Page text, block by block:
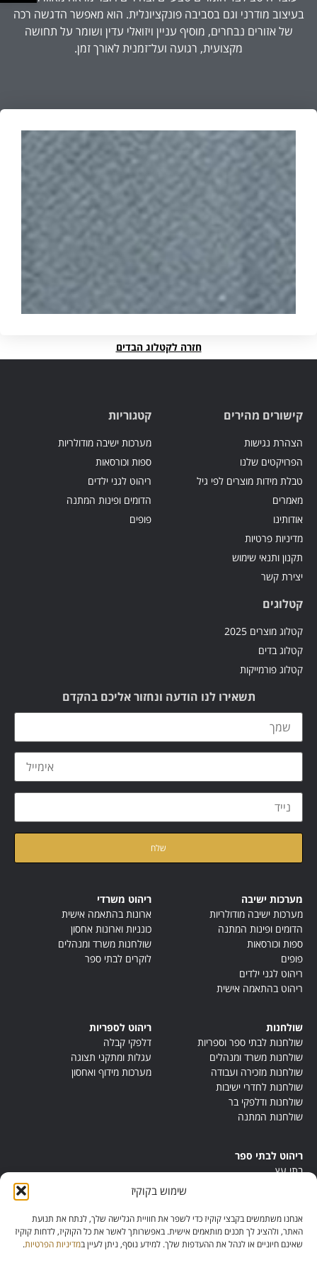
שימוש בקוקיז
אנחנו משתמשים בקבצי קוקיז כדי לשפר את חוויית הגלישה שלך, לנתח את תנועת
האתר, ולהציג לך תכנים מותאמים אישית. באפשרותך לאשר את כל הקוקיז, לדחות קוקיז
שאינם חיוניים או לנהל את ההעדפות שלך. למידע נוסף, ניתן לעיין במדיניות הפרטיות.
בעיצוב מודרני וגם בסביבה פונקציונלית. הוא מאפשר הדגשה רכה
של אזורים נבחרים, מוסיף עניין ויזואלי עדין ושומר על תחושה
מקצועית, רגועה ועל־זמנית לאורך זמן.
חזרה לקטלוג הבדים
קישורים מהירים
הצהרת נגישות
הפרויקטים שלנו
טבלת מידות מוצרים לפי גיל
מאמרים
אודותינו
מדיניות פרטיות
תקנון ותנאי שימוש
יצירת קשר
קטגוריות
מערכות ישיבה מודולריות
ספות וכורסאות
ריהוט לגני ילדים
הדומים ופינות המתנה
פופים
קטלוגים
קטלוג מוצרים 2025
קטלוג בדים
קטלוג פורמייקות
תשאירו לנו הודעה ונחזור אליכם בהקדם
מערכות ישיבה
מערכות ישיבה מודולריות
הדומים ופינות המתנה
ספות וכורסאות
פופים
ריהוט לגני ילדים
ריהוט בהתאמה אישית
ריהוט משרדי
ארונות בהתאמה אישית
כונניות וארונות אחסון
שולחנות משרד ומנהלים
לוקרים לבתי ספר
שולחנות
שולחנות לבתי ספר וספריות
שולחנות משרד ומנהלים
שולחנות מזכירה ועבודה
שולחנות לחדרי ישיבות
שולחנות ודלפקי בר
שולחנות המתנה
ריהוט לספריות
דלפקי קבלה
עגלות ומתקני תצוגה
מערכות מידוף ואחסון
ריהוט לבתי ספר
בתי עץ
ריהוט מונטסורי
ריהוט אנתרופוסופי